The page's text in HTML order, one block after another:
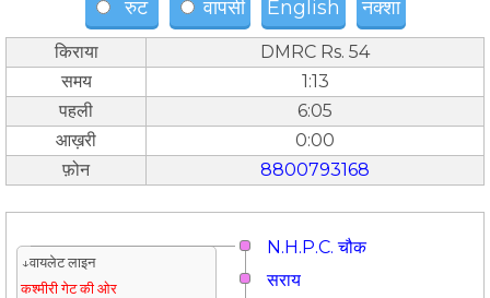
रुट वापसी English नक्शा
किराया
DMRC Rs. 54
समय
1:13
पहली
6:05
आख़री
0:00
फ़ोन
8800793168
N.H.P.C. चौक
↓वायलेट लाइन
कश्मीरी गेट की ओर
सराय